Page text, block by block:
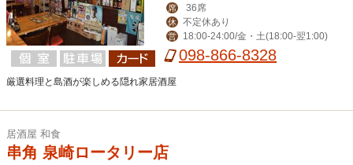
席 36席
休 不定休あり
営 18:00-24:00/金・土(18:00-翌1:00)
098-866-8328
厳選料理と島酒が楽しめる隠れ家居酒屋
居酒屋 和食
串角 泉崎ロータリー店